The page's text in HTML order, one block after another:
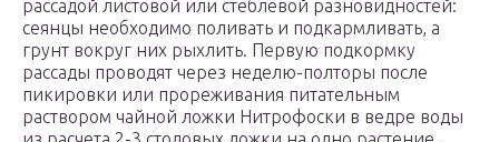
рассадой листовой или стеблевой разновидностей:
сеянцы необходимо поливать и подкармливать, а
грунт вокруг них рыхлить. Первую подкормку
рассады проводят через неделю-полторы после
пикировки или прореживания питательным
раствором чайной ложки Нитрофоски в ведре воды